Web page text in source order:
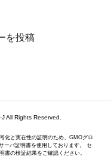
を投稿
All Rights Reserved.
化と実在性の証明のため、GMOグロ
ーバ証明書を使用しております。 セ
書の検証結果をご確認ください。